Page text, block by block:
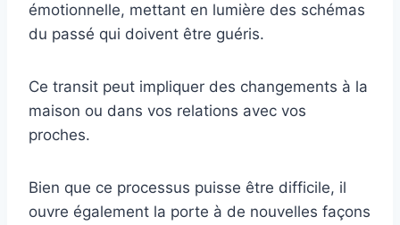
émotionnelle, mettant en lumière des schémas
du passé qui doivent être guéris.
Ce transit peut impliquer des changements à la
maison ou dans vos relations avec vos
proches.
Bien que ce processus puisse être difficile, il
ouvre également la porte à de nouvelles façons